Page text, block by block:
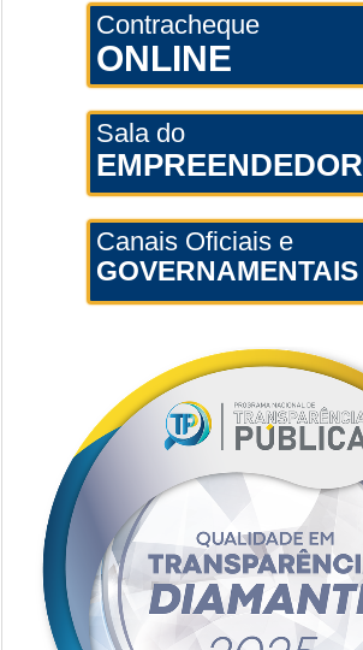
Contracheque
ONLINE
Sala do
EMPREENDEDOR
Canais Oficiais e
GOVERNAMENTAIS